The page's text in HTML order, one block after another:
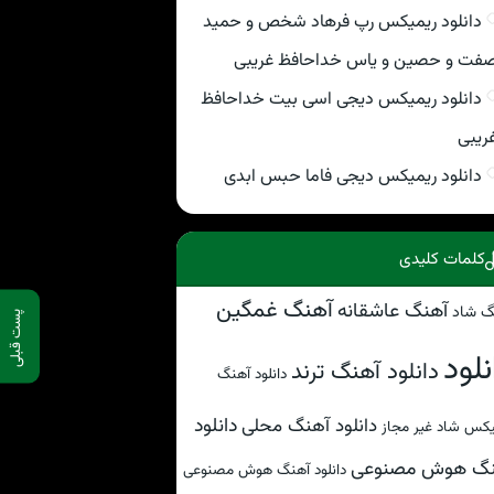
پست قبلی
دانلود ریمیکس رپ فرهاد شخص و حمید
و حصین و یاس خداحافظ غریبی
دانلود ریمیکس دیجی اسی بیت خداحافظ
دانلود ریمیکس دیجی فاما حبس ابدی
کلمات کلیدی
شادآهنگ عاشقانهآهنگ غمگین
دانلود آهنگ ترند دانلود آهنگ
شاد غیر مجاز دانلود آهنگ محلیدانلود
هوش مصنوعی دانلود آهنگ هوش مصنوعی